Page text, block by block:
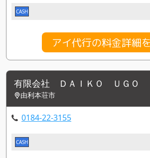
CASH
アイ代行の料金詳細
有限会社 ＤＡＩＫＯ ＵＧＯ
由利本荘市
0184-22-3155
CASH